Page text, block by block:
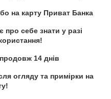
на карту Приват Банка
про себе знати у разі
14 днів
огляду та примірки на